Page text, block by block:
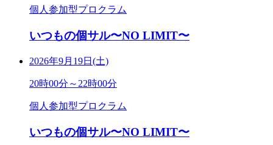
個人参加型プロクラム
いつもの個サル〜NO LIMIT〜
2026年9月19日(土)
20時00分～22時00分
個人参加型プロクラム
いつもの個サル〜NO LIMIT〜